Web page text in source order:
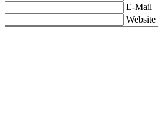
E-Mail
Website